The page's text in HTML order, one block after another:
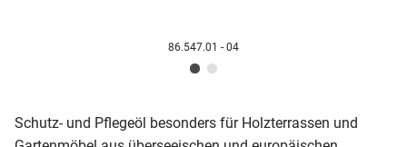
86.547.01 - 04
Schutz- und Pflegeöl besonders für Holzterrassen und